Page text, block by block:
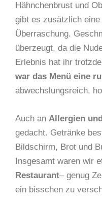
Hähnchenbrust und
gibt es zusätzlich
Überraschung.
überzeugt, da die
Erlebnis hat ihr
war das Menü eine
abwechslungsreich,
Auch an Allergien
gedacht. Getränke
Bildschirm, Brot und
Insgesamt waren wir
Restaurant– genug
ein bisschen zu